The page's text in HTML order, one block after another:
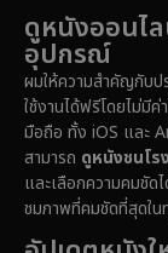
Dystopian
Emotional
Epic มหากา
ดูหนังออนไ
อุปกรณ์
ผมให้ความสำคัญกับป
ใช้งานได้ฟรีโดยไม่มี
มือถือ ทั้ง iOS และ
สามารถ ดูหนังชนโรง
และเลือกความคมชั
ชมภาพที่คมชัดที่สุดใน